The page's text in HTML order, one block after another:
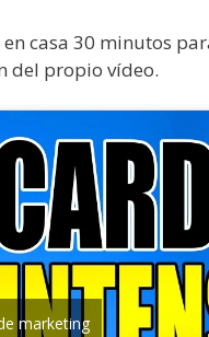
casa 30 minutos
del propio vídeo.
marketing